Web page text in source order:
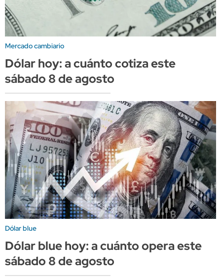
Mercado cambiario
Dólar hoy: a cuánto cotiza este
sábado 8 de agosto
Dólar blue
Dólar blue hoy: a cuánto opera este
sábado 8 de agosto